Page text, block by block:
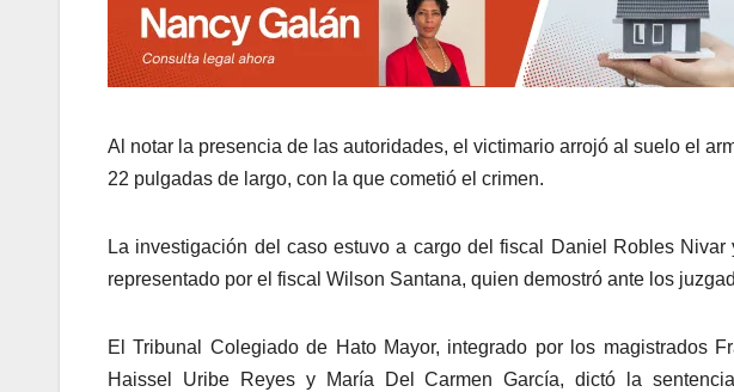
Al notar la presencia de las autoridades, el victimario arrojó al suelo el
22 pulgadas de largo, con la que cometió el crimen.
La investigación del caso estuvo a cargo del fiscal Daniel Robles
representado por el fiscal Wilson Santana, quien demostró ante los
El Tribunal Colegiado de Hato Mayor, integrado por los magistrados
Haissel Uribe Reyes y María Del Carmen García, dictó la